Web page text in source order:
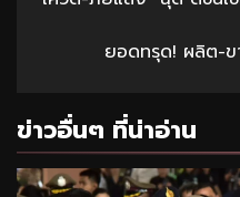
Reading
ยอดทรุด! ผลิต-
ข่าวอื่นๆ ที่น่าอ่าน